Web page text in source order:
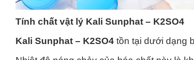
Tính chất vật lý Kali Sunphat – K2SO4
Kali Sunphat – K2SO4 tồn tại dưới dạng